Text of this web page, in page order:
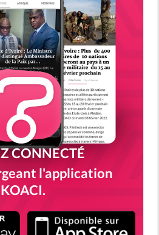
CONNECTÉ
l'application
KOACI.